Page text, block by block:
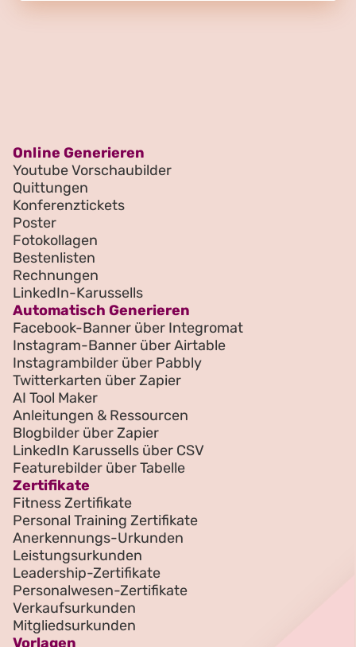
Online Generieren
Youtube Vorschaubilder
Quittungen
Konferenztickets
Poster
Fotokollagen
Bestenlisten
Rechnungen
LinkedIn-Karussells
Automatisch Generieren
Facebook-Banner über Integromat
Instagram-Banner über Airtable
Instagrambilder über Pabbly
Twitterkarten über Zapier
AI Tool Maker
Anleitungen & Ressourcen
Blogbilder über Zapier
LinkedIn Karussells über CSV
Featurebilder über Tabelle
Zertifikate
Fitness Zertifikate
Personal Training Zertifikate
Anerkennungs-Urkunden
Leistungsurkunden
Leadership-Zertifikate
Personalwesen-Zertifikate
Verkaufsurkunden
Mitgliedsurkunden
Vorlagen